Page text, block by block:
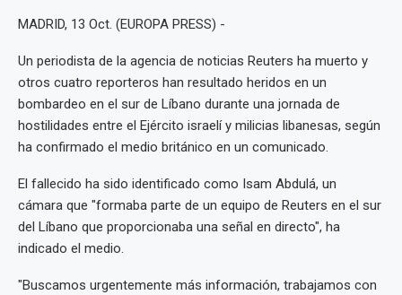
MADRID, 13 Oct. (EUROPA PRESS) -
Un periodista de la agencia de noticias Reuters ha muerto y
otros cuatro reporteros han resultado heridos en un
bombardeo en el sur de Líbano durante una jornada de
hostilidades entre el Ejército israelí y milicias libanesas, según
ha confirmado el medio británico en un comunicado.
El fallecido ha sido identificado como Isam Abdulá, un
cámara que "formaba parte de un equipo de Reuters en el sur
del Líbano que proporcionaba una señal en directo", ha
indicado el medio.
"Buscamos urgentemente más información, trabajamos con